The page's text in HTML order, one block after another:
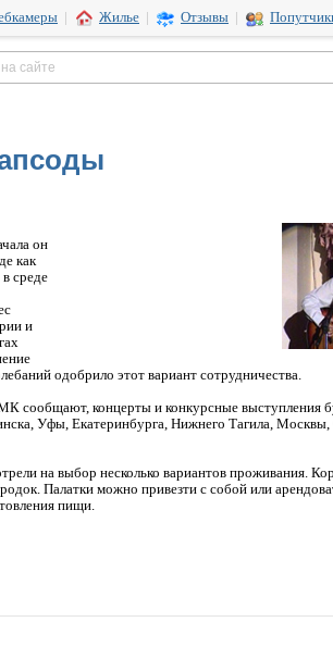
Жилье Отзывы
он
как
среде
и
одобрило этот вариант сотрудничества.
сообщают, концерты и конкурсные выступления
Уфы, Екатеринбурга, Нижнего Тагила,
на выбор несколько вариантов проживания.
Палатки можно привезти с собой или
пищи.